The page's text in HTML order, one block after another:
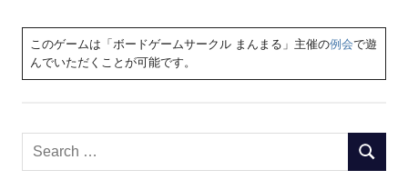
このゲームは「ボードゲームサークル まんまる」主催の例会で遊
んでいただくことが可能です。
Search